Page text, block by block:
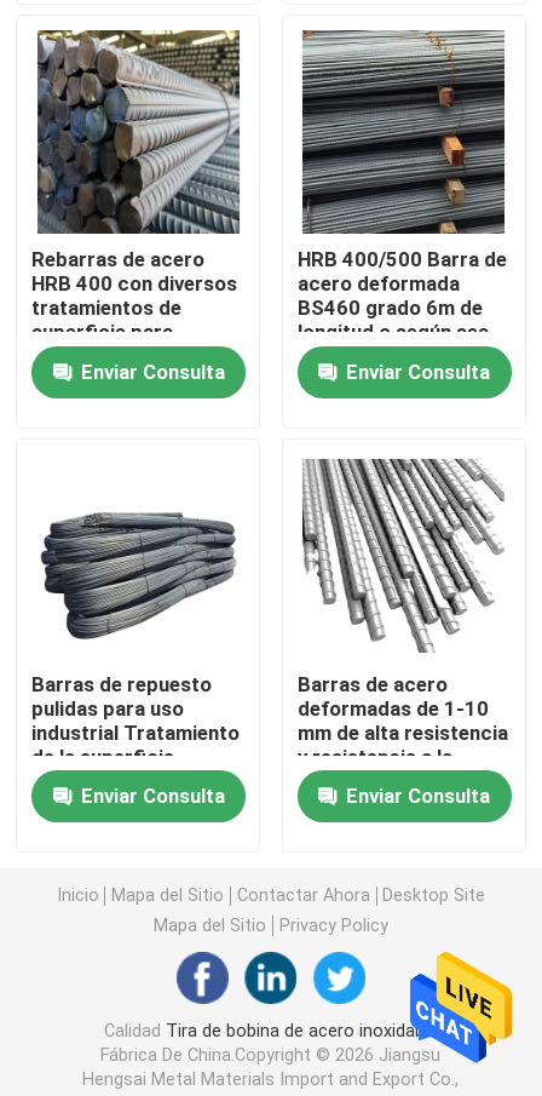
Sobre nosotros
Viaje de la fábrica
Control de calidad
Éntrenos en contacto con
Pida una cita
Tira de bobina de acero inoxidable
Bobina de acero inoxidable 304
Hoja de acero inoxidable laminado en frío
Hoja de acero inoxidable laminada en caliente
varilla de acero inoxidable
Tubería soldada de acero inoxidable
Círculo de acero inoxidable
barra angular de acero inoxidable
Rebarras de acero
HRB 400 con diversos
tratamientos de
superficie para
proyectos de
construcción
Enviar Consulta
HRB 400/500 Barra de
acero deformada
BS460 grado 6m de
longitud o según sea
necesario
Enviar Consulta
Barras de repuesto
pulidas para uso
industrial Tratamiento
de la superficie
Durabilidad de la
formaEnviar Consulta
Barras de acero
deformadas de 1-10
mm de alta resistencia
y resistencia a la
corrosión
Enviar Consulta
Inicio Mapa del Sitio Contactar Ahora
Desktop Site
Mapa del Sitio
Privacy Policy
Calidad Tira de bobina de acero inoxidable
Fábrica De China.Copyright © 2026 Jiangsu
Hengsai Metal Materials Import and Export Co.,